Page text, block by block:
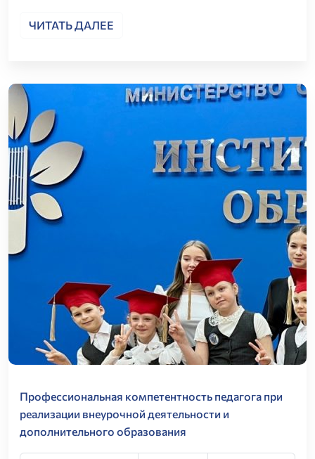
ЧИТАТЬ ДАЛЕЕ
Профессиональная компетентность педагога при
реализации внеурочной деятельности и
дополнительного образования